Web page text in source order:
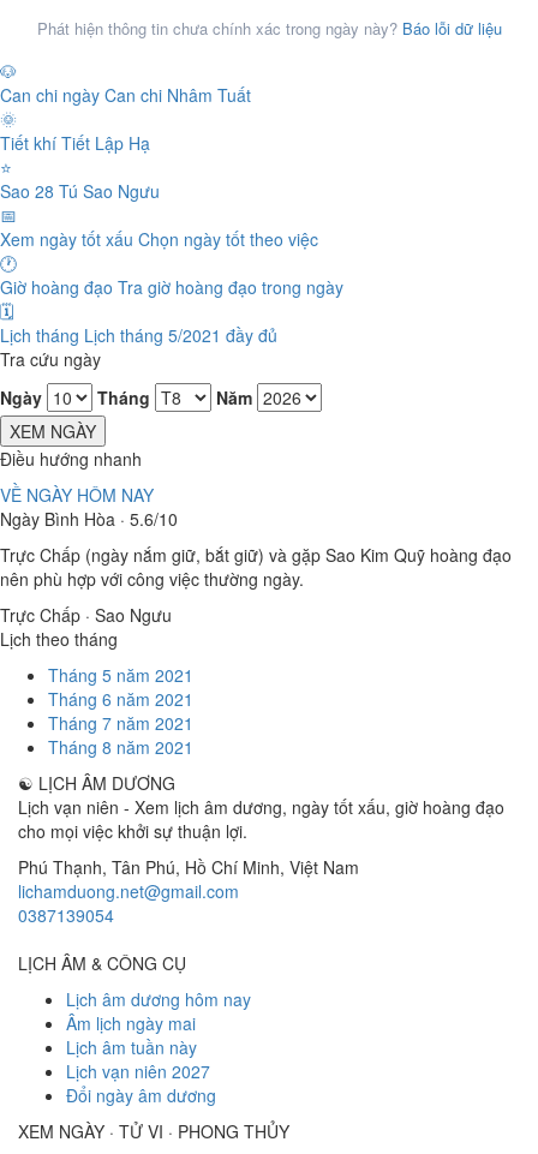
Phát hiện thông tin chưa chính xác trong ngày này? Báo lỗi dữ liệu
🐶
Can chi ngày Can chi Nhâm Tuất
🌞
Tiết khí Tiết Lập Hạ
⭐
Sao 28 Tú Sao Ngưu
📅
Xem ngày tốt xấu Chọn ngày tốt theo việc
🕐
Giờ hoàng đạo Tra giờ hoàng đạo trong ngày
🗓️
Lịch tháng Lịch tháng 5/2021 đầy đủ
Tra cứu ngày
Ngày
Tháng
Năm
XEM NGÀY
Điều hướng nhanh
VỀ NGÀY HÔM NAY
Ngày Bình Hòa · 5.6/10
Trực Chấp (ngày nắm giữ, bắt giữ) và gặp Sao Kim Quỹ hoàng đạo
nên phù hợp với công việc thường ngày.
Trực Chấp · Sao Ngưu
Lịch theo tháng
Tháng 5 năm 2021
Tháng 6 năm 2021
Tháng 7 năm 2021
Tháng 8 năm 2021
☯ LỊCH ÂM DƯƠNG
Lịch vạn niên - Xem lịch âm dương, ngày tốt xấu, giờ hoàng đạo
cho mọi việc khởi sự thuận lợi.
Phú Thạnh, Tân Phú, Hồ Chí Minh, Việt Nam
lichamduong.net@gmail.com
0387139054
LỊCH ÂM & CÔNG CỤ
Lịch âm dương hôm nay
Âm lịch ngày mai
Lịch âm tuần này
Lịch vạn niên 2027
Đổi ngày âm dương
XEM NGÀY · TỬ VI · PHONG THỦY